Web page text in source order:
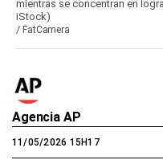
mientras se concentran en
iStock)
/ FatCamera
Agencia AP
11/05/2026 15H17